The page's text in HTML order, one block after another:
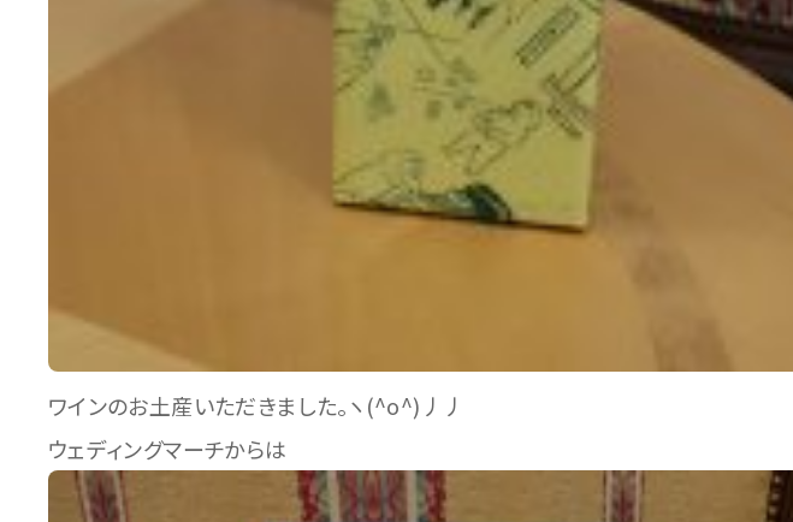
ワインのお土産いただきました。ヽ(^o^)丿丿
ウェディングマーチからは